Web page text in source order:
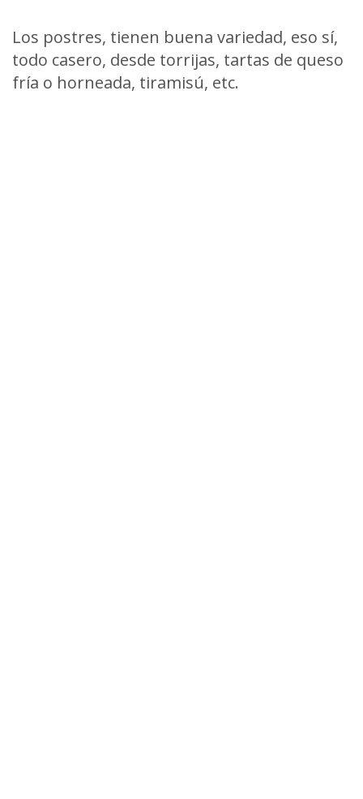
Los postres, tienen buena variedad, eso sí,
todo casero, desde torrijas, tartas de queso
fría o horneada, tiramisú, etc.